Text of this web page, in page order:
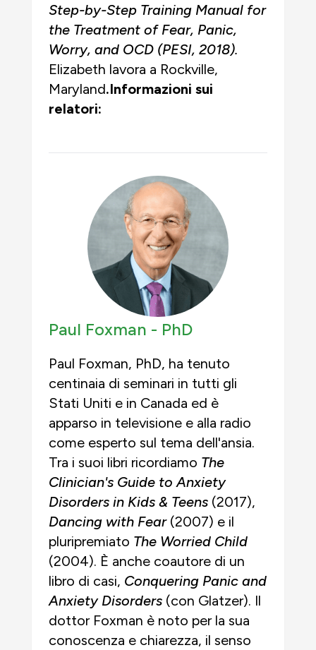
Step-by-Step Training Manual for
the Treatment of Fear, Panic,
Worry, and OCD (PESI, 2018).
Elizabeth lavora a Rockville,
Maryland.Informazioni sui
relatori:
Paul Foxman - PhD
Paul Foxman, PhD, ha tenuto
centinaia di seminari in tutti gli
Stati Uniti e in Canada ed è
apparso in televisione e alla radio
come esperto sul tema dell'ansia.
Tra i suoi libri ricordiamo The
Clinician's Guide to Anxiety
Disorders in Kids & Teens (2017),
Dancing with Fear (2007) e il
pluripremiato The Worried Child
(2004). È anche coautore di un
libro di casi, Conquering Panic and
Anxiety Disorders (con Glatzer). Il
dottor Foxman è noto per la sua
conoscenza e chiarezza, il senso